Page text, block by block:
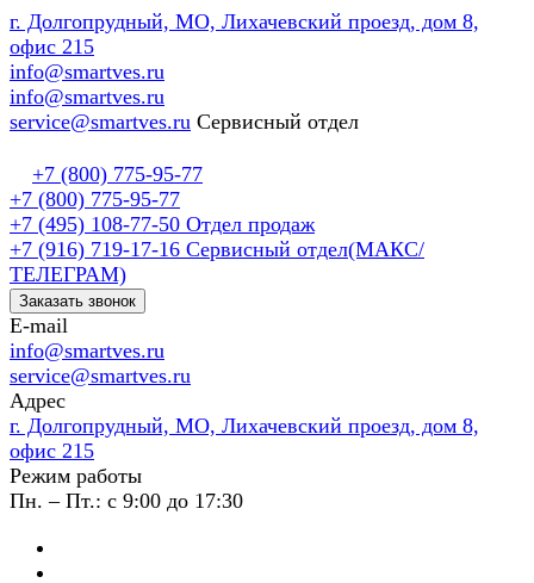
г. Долгопрудный, МО, Лихачевский проезд, дом 8,
офис 215
info@smartves.ru
info@smartves.ru
service@smartves.ru Сервисный отдел
+7 (800) 775-95-77
+7 (800) 775-95-77
+7 (495) 108-77-50 Отдел продаж
+7 (916) 719-17-16 Сервисный отдел(МАКС/
ТЕЛЕГРАМ)
Заказать звонок
E-mail
info@smartves.ru
service@smartves.ru
Адрес
г. Долгопрудный, МО, Лихачевский проезд, дом 8,
офис 215
Режим работы
Пн. – Пт.: с 9:00 до 17:30